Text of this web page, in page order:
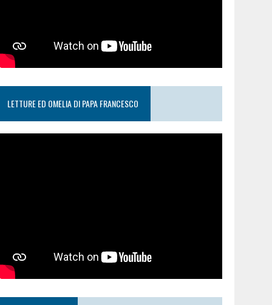
LETTURE ED OMELIA DI PAPA FRANCESCO